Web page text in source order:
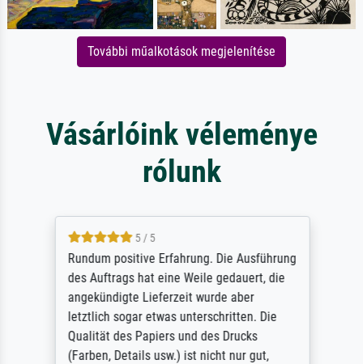
További műalkotások megjelenítése
Vásárlóink véleménye
rólunk
5 / 5
Rundum positive Erfahrung. Die Ausführung
des Auftrags hat eine Weile gedauert, die
angekündigte Lieferzeit wurde aber
letztlich sogar etwas unterschritten. Die
Qualität des Papiers und des Drucks
(Farben, Details usw.) ist nicht nur gut,